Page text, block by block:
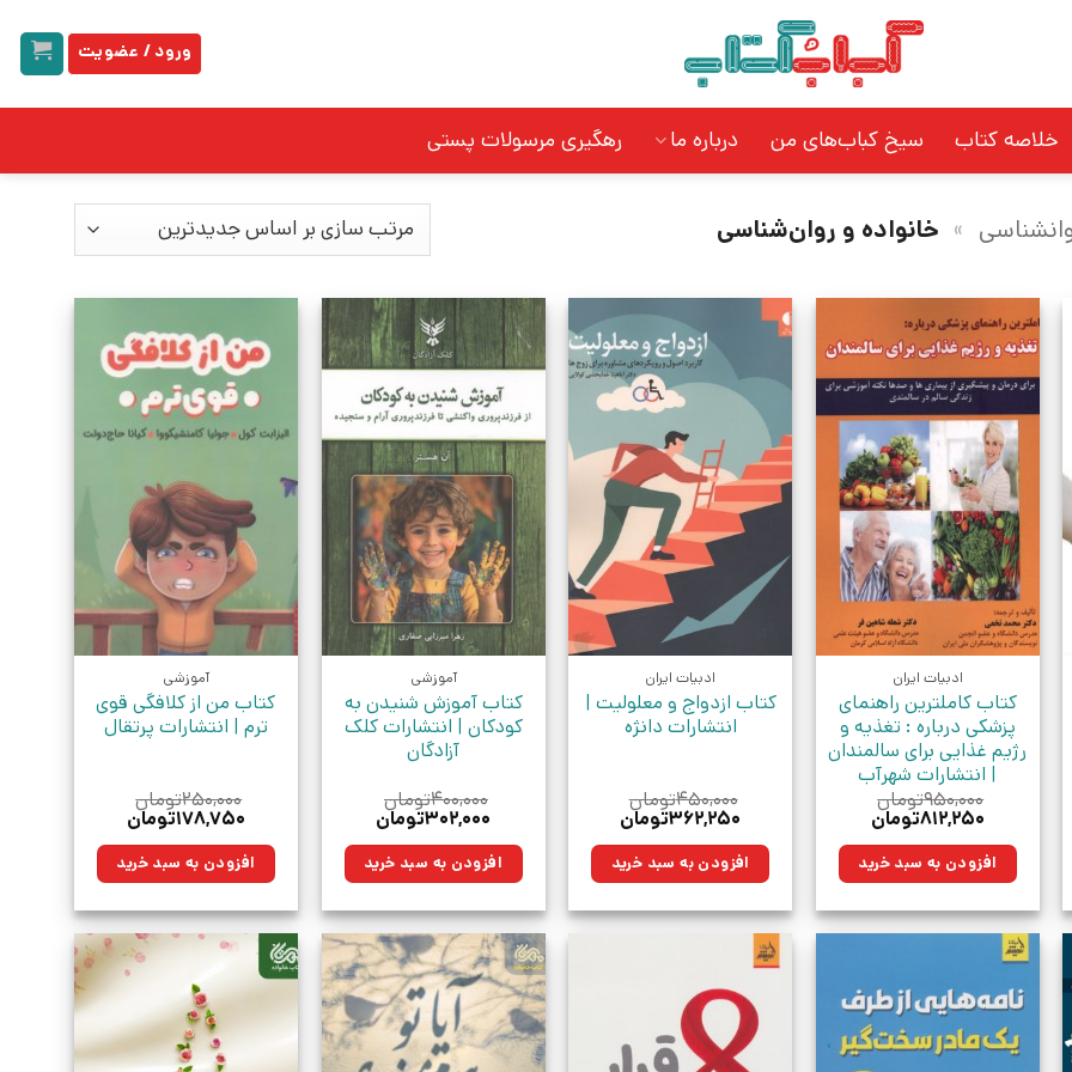
ورود / عضویت
خلاصه کتاب سیخ کباب‌های من درباره ما رهگیری مرسولات پستی
» خانواده و روان‌شناسی
ادبیات ایران
کتاب کاملترین راهنمای
پزشکی درباره : تغذیه و
رژیم غذایی برای سالمندان
| انتشارات شهرآب
۹۵۰,۰۰۰تومان
قیمت
۹۵۰,۰۰۰تومان
بود.
۸۱۲,۲۵۰تومان
۸۱۲,۲۵۰تومان.افزودن به سبد خرید
ادبیات ایران
کتاب ازدواج و معلولیت |
انتشارات دانژه
۴۵۰,۰۰۰تومان
قیمت
۴۵۰,۰۰۰تومان
بود.
۳۶۲,۲۵۰تومانقیمت
۳۶۲,۲۵۰تومان.افزودن به سبد خرید
آموزشی
کتاب آموزش شنیدن به
کودکان | انتشارات کلک
آزادگان
۴۰۰,۰۰۰تومان
قیمت
۴۰۰,۰۰۰تومان
بود.
۳۰۲,۰۰۰تومانقیمت
۳۰۲,۰۰۰تومان.افزودن به سبد خرید
آموزشی
کتاب من از کلافگی قوی
ترم | انتشارات پرتقال
۲۵۰,۰۰۰تومان
قیمت
۲۵۰,۰۰۰تومان
بود.
۱۷۸,۷۵۰تومان
۱۷۸,۷۵۰تومان.افزودن به سبد خرید